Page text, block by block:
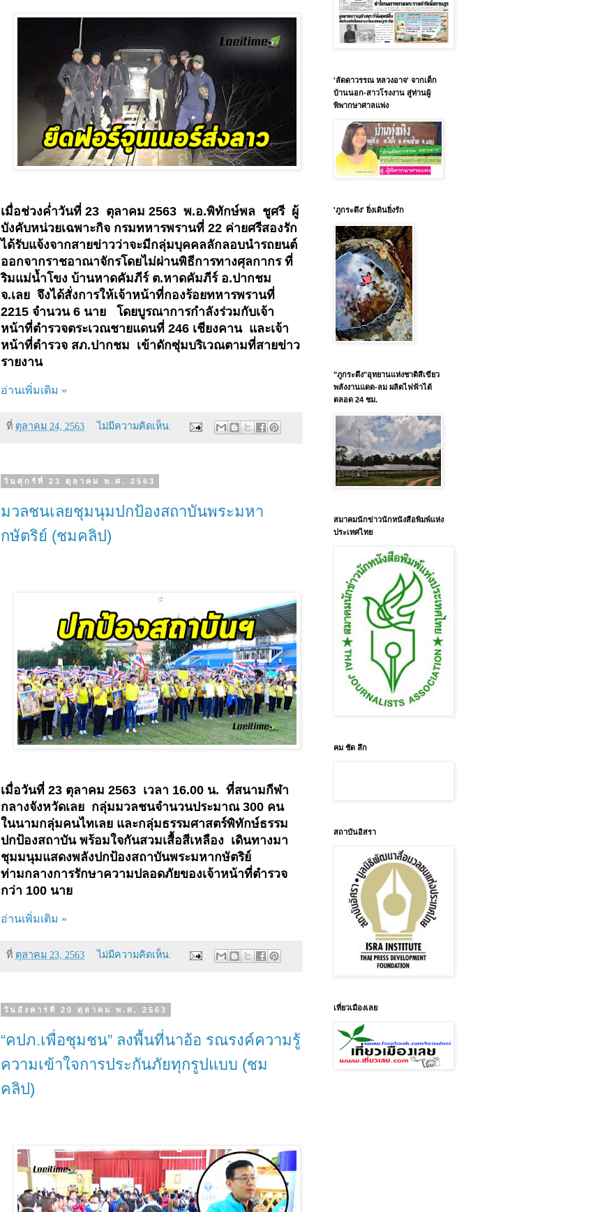
เมื่อช่วงค่ำวันที่ 23 ตุลาคม 2563 พ.อ.พิทักษ์พล ชูศรี ผู้
บังคับหน่วยเฉพาะกิจ กรมทหารพรานที่ 22 ค่ายศรีสองรัก
ได้รับแจ้งจากสายข่าวว่าจะมีกลุ่มบุคคลลักลอบนำรถยนต์
ออกจากราชอาณาจักรโดยไม่ผ่านพิธีการทางศุลกากรที่
ริมแม่น้ำโขง บ้านหาดคัมภีร์ ต.หาดคัมภีร์ อ.ปากชม
จ.เลย จึงได้สั่งการให้เจ้าหน้าที่กองร้อยทหารพรานที่
2215 จำนวน 6 นาย
โดยบูรณาการกำลังร่วมกับเจ้า
หน้าที่ตำรวจตระเวณชายแดนที่ 246 เชียงคาน และเจ้า
หน้าที่ตำรวจ สภ.ปากชม เข้าดักซุ่มบริเวณตามที่สายข่าว
รายงาน
อ่านเพิ่มเติม »
ที่ ตุลาคม 24, 2563 ไม่มีความคิดเห็น:
วันศุกร์ที่ 23 ตุลาคม พ.ศ. 2563
มวลชนเลยชุมนุมปกป้องสถาบันพระมหา
กษัตริย์ (ชมคลิป)
เมื่อวันที่ 23 ตุลาคม 2563 เวลา 16.00 น. ที่สนามกีฬา
กลางจังหวัดเลย กลุ่มมวลชนจำนวนประมาณ 300 คน
ในนามกลุ่มคนไทเลย และกลุ่มธรรมศาสตร์พิทักษ์ธรรม
ปกป้องสถาบัน พร้อมใจกันสวมเสื้อสีเหลือง เดินทางมา
ชุมมนุมแสดงพลังปกป้องสถาบันพระมหากษัตริย์
ท่ามกลางการรักษาความปลอดภัยของเจ้าหน้าที่ตำรวจ
กว่า 100 นาย
อ่านเพิ่มเติม »
ที่ ตุลาคม 23, 2563 ไม่มีความคิดเห็น:
วันอังคารที่ 20 ตุลาคม พ.ศ. 2563
“คปภ.เพื่อชุมชน” ลงพื้นที่นาอ้อ รณรงค์ความรู้
ความเข้าใจการประกันภัยทุกรูปแบบ (ชม
คลิป)
'ลัดดาวรรณ หลวงอาจ' จากเด็ก
บ้านนอก-สาวโรงงาน สู่ท่านผู้
พิพากษาศาลแพ่ง
'ภูกระดึง' ยิ่งเดินยิ่งรัก
"ภูกระดึง"อุทยานแห่งชาติสีเขียว
พลังงานแดด-ลม ผลิตไฟฟ้าได้
ตลอด 24 ชม.
สมาคมนักข่าวนักหนังสือพิมพ์แห่ง
ประเทศไทย
คม ชัด ลึก
สถาบันอิสรา
เที่ยวเมืองเลย